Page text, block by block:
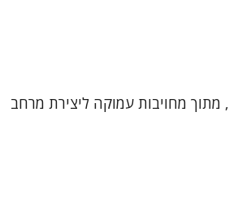
מתוך מחויבות עמוקה ליצירת מרחב